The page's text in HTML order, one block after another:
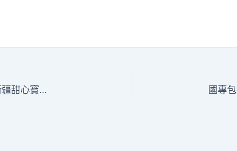
與你為鄰｜哈薩克斯坦記者：走遍世界在中國新疆甜心寶貝專包養網覺得最幸福